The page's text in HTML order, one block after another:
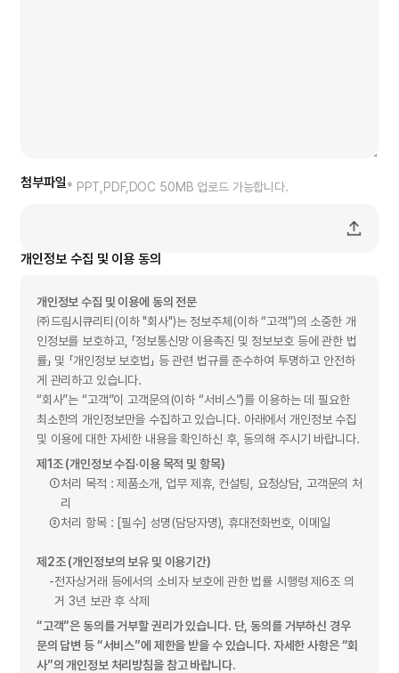
Magic SCVP​
Magic QCrypto
Magic TLS for PQC
Magic QKMI
Magic DBPlus​
Magic KMS​
Magic CryptoBox​
Magic mVaccine​
Magic TrustAPP​
Magic vKeypad
Magic MRS
Magic xSign​
Magic mOTP​
첨부파일* PPT,PDF,DOC 50MB 업로드 가능합니다.
개인정보 수집 및 이용 동의
개인정보 수집 및 이용에 동의 전문
㈜드림시큐리티(이하 "회사")는 정보주체(이하 “고객”)의 소중한 개
인정보를 보호하고, 「정보통신망 이용촉진 및 정보보호 등에 관한 법
률」 및 「개인정보 보호법」 등 관련 법규를 준수하여 투명하고 안전하
게 관리하고 있습니다.
“회사”는 “고객”이 고객문의(이하 “서비스”)를 이용하는 데 필요한
최소한의 개인정보만을 수집하고 있습니다. 아래에서 개인정보 수집
및 이용에 대한 자세한 내용을 확인하신 후, 동의해 주시기 바랍니다.
제1조 (개인정보 수집·이용 목적 및 항목)
①처리 목적 : 제품소개, 업무 제휴, 컨설팅, 요청상담, 고객문의 처
리
②처리 항목 : [필수] 성명(담당자명), 휴대전화번호, 이메일
제2조 (개인정보의 보유 및 이용기간)
-전자상거래 등에서의 소비자 보호에 관한 법률 시행령 제6조 의
거 3년 보관 후 삭제
“고객”은 동의를 거부할 권리가 있습니다. 단, 동의를 거부하신 경우
문의 답변 등 “서비스”에 제한을 받을 수 있습니다. 자세한 사항은 “회
사”의 개인정보 처리방침을 참고 바랍니다.